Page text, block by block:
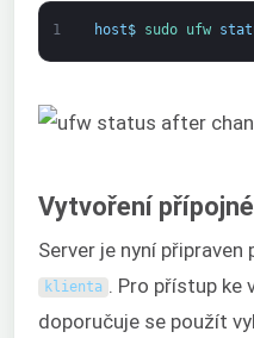
1 host$ sudo ufw
Vytvoření
Server je nyní připraven
klienta . Pro přístup ke
doporučuje se použít